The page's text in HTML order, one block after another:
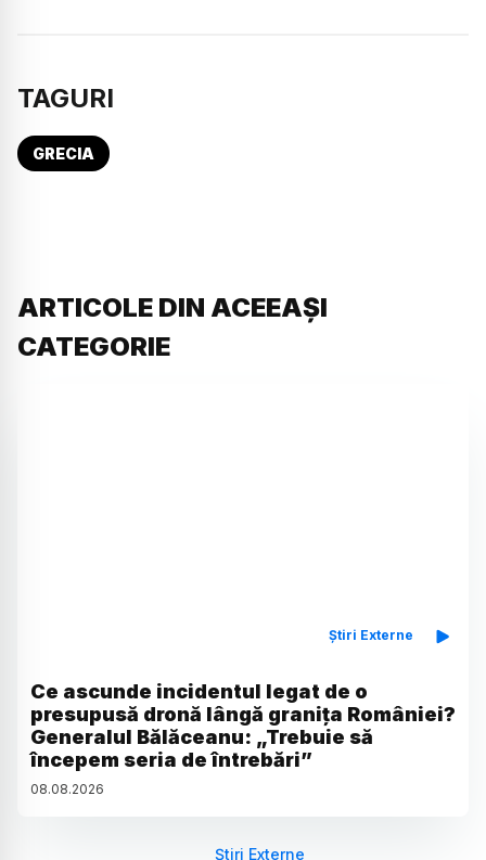
TAGURI
GRECIA
ARTICOLE DIN ACEEAȘI
CATEGORIE
Știri Externe
Ce ascunde incidentul legat de o
presupusă dronă lângă granița României?
Generalul Bălăceanu: „Trebuie să
începem seria de întrebări”
08.08.2026
Știri Externe